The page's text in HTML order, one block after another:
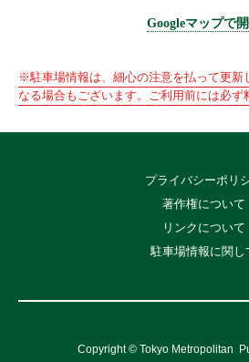
Googleマップで開
※駐車場情報は、細心の注意を払って更新
なる場合もございます。ご利用前には必ず
プライバシーポリ
著作権について
リンクについて
駐車場情報に関し
Copyright © Tokyo Metropolitan